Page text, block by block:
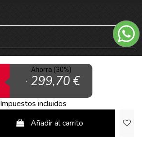
Ahorra (30%)
- 299,70 €
Impuestos incluidos
Añadir al carrito